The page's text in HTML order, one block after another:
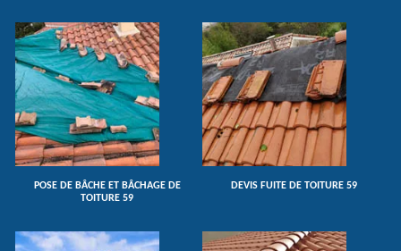
POSE DE BÂCHE ET BÂCHAGE DE
TOITURE 59
DEVIS FUITE DE TOITURE 59